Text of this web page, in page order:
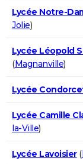
Lycée Notre-
Jolie)
Lycée Léopold
(Magnanville)
Lycée
Lycée Camille
la-Ville)
Lycée Lavoisier(